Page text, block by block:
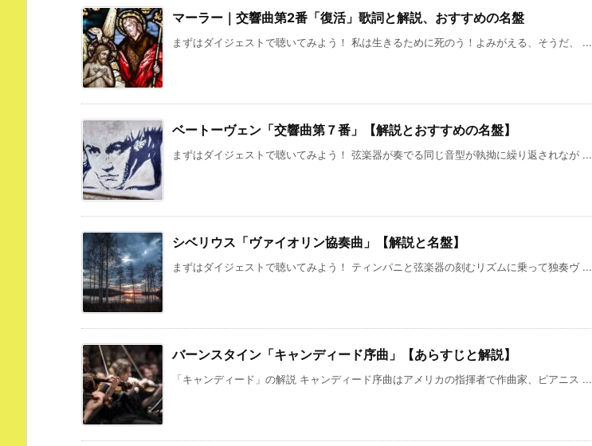
マーラー｜交響曲第2番「復活」歌詞と解説、おすすめの名盤
まずはダイジェストで聴いてみよう！ 私は生きるために死のう！よみがえる、そうだ、 ...
ベートーヴェン「交響曲第７番」【解説とおすすめの名盤】
まずはダイジェストで聴いてみよう！ 弦楽器が奏でる同じ音型が執拗に繰り返されなが ...
シベリウス「ヴァイオリン協奏曲」【解説と名盤】
まずはダイジェストで聴いてみよう！ ティンパニと弦楽器の刻むリズムに乗って独奏ヴ ...
バーンスタイン「キャンディード序曲」【あらすじと解説】
「キャンディード」の解説 キャンディード序曲はアメリカの指揮者で作曲家、ピアニス ...